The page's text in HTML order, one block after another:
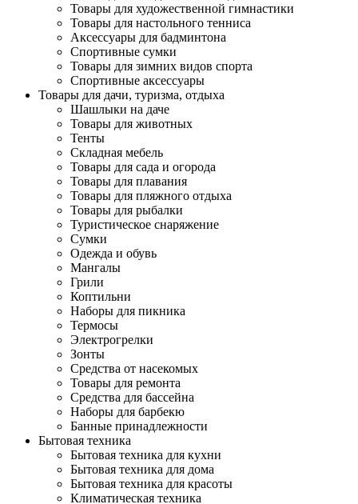
Товары для художественной гимнастики
Товары для настольного тенниса
Аксессуары для бадминтона
Спортивные сумки
Товары для зимних видов спорта
Спортивные аксессуары
Товары для дачи, туризма, отдыха
Шашлыки на даче
Товары для животных
Тенты
Складная мебель
Товары для сада и огорода
Товары для плавания
Товары для пляжного отдыха
Товары для рыбалки
Туристическое снаряжение
Сумки
Одежда и обувь
Мангалы
Грили
Коптильни
Наборы для пикника
Термосы
Электрогрелки
Зонты
Средства от насекомых
Товары для ремонта
Средства для бассейна
Наборы для барбекю
Банные принадлежности
Бытовая техника
Бытовая техника для кухни
Бытовая техника для дома
Бытовая техника для красоты
Климатическая техника